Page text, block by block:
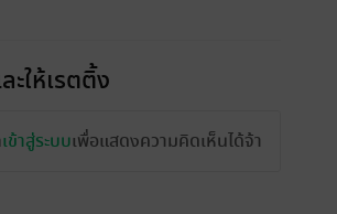
ะให้เรตติ้ง
เข้าสู่ระบบเพื่อแสดงความคิดเห็นได้จ้า